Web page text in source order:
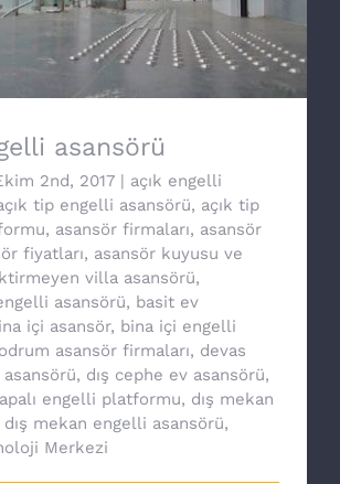
asansörü
2nd, 2017 | açık engelli
tip engelli asansörü, açık tip
, asansör firmaları, asansör
fiyatları, asansör kuyusu ve
villa asansörü,
asansörü, basit ev
içi asansör, bina içi engelli
asansör firmaları, devas
, dış cephe ev asansörü,
engelli platformu, dış mekan
dış mekan engelli asansörü,
Merkezi